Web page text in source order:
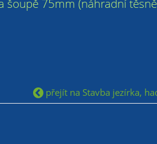
šoupě 75mm (náhradní
přejít na Stavba jezírka,